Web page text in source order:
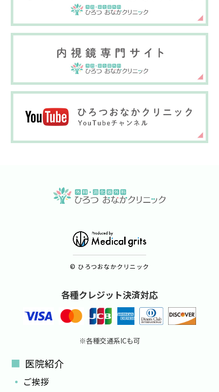
© ひろつおなかクリニック
各種クレジット決済対応
※各種交通系ICも可
医院紹介
ご挨拶